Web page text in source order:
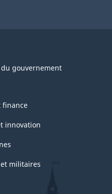
gouvernement
finance
innovation
militaires